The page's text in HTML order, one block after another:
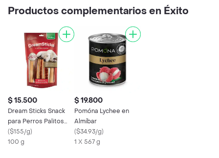
Productos complementarios en Éxito
$ 15.500
Dream Sticks Snack
para Perros Palitos
Vegetales y Pollo
($155/g)
100 g
$ 19.800
Pomóna Lychee en
Almíbar
($34.93/g)
1 X 567 g